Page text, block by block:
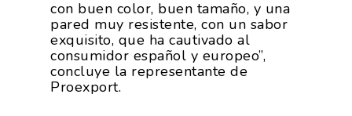
con buen color, buen tamaño, y una
pared muy resistente, con un sabor
exquisito, que ha cautivado al
consumidor español y europeo”,
concluye la representante de
Proexport.
Multimedia
Nutrición Y Salud
Exportaciones 2018
Exportaciones 2017
Exportaciones 2016
Teleformación
Juntos Contra El
Proyectos Destacados
I+S PRO
Sostenibilidad
Innovación
Contacto
Intranet